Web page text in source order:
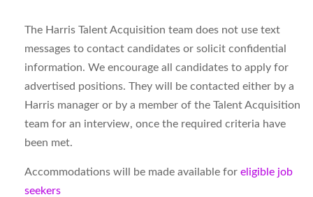
The Harris Talent Acquisition team does not use text
messages to contact candidates or solicit confidential
information. We encourage all candidates to apply for
advertised positions. They will be contacted either by a
Harris manager or by a member of the Talent Acquisition
team for an interview, once the required criteria have
been met.
Accommodations will be made available for eligible job
seekers